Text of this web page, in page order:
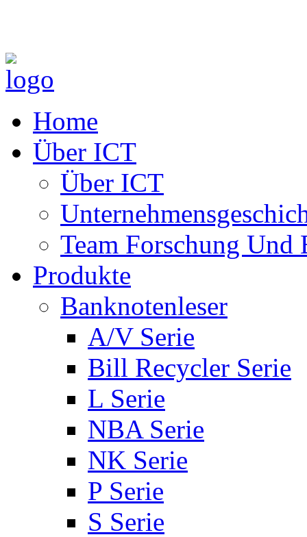
Home
Über ICT
Über ICT
Team Forschung
Produkte
Banknotenleser
A/V Serie
Bill Recycler Serie
L Serie
NBA Serie
NK Serie
P Serie
S Serie